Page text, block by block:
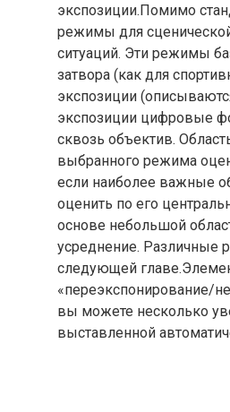
экспозиции.Помимо
режимы для
ситуаций. Эти режимы
затвора (как для
экспозиции
экспозиции цифровые
сквозь объектив.
выбранного режима
если наиболее важные
оценить по его
основе небольшой
усреднение. Различные
следующей
«переэкспонирование/
вы можете несколько
выставленной